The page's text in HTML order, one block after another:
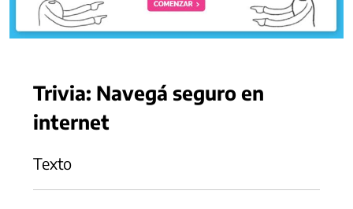
Trivia: Navegá seguro en
internet
Texto